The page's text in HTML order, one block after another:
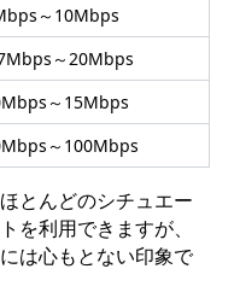
～10Mbps
～20Mbps
～15Mbps
～100Mbps
とんどのシチュエー
を利用できますが、
は心もとない印象で